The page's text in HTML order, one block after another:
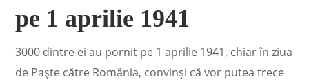
pe 1 aprilie 1941
3000 dintre ei au pornit pe 1 aprilie 1941, chiar în ziua
de Paşte către România, convinşi că vor putea trece